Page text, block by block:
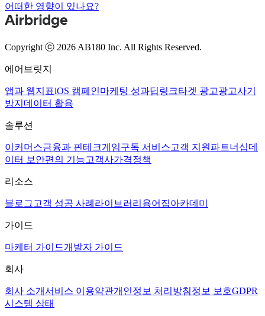
어떠한 영향이 있나요?
Copyright ⓒ 2026 AB180 Inc. All Rights Reserved.
에어브릿지
앱과 웹지표iOS 캠페인마케팅 성과딥링크타겟 광고광고사기
방지 데이터 활용
솔루션
이커머스금융과 핀테크게임구독 서비스고객 지원 파트너십데
이터 보안편의 기능고객사가격정책
리소스
블로그 고객 성공 사례 라이브러리 용어집아카데미
가이드
마케터 가이드개발자 가이드
회사
회사 소개서비스 이용약관개인정보 처리방침정보 보호GDPR
시스템 상태